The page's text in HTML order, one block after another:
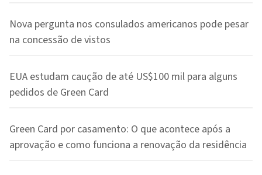
Nova pergunta nos consulados americanos pode pesar
na concessão de vistos
EUA estudam caução de até US$100 mil para alguns
pedidos de Green Card
Green Card por casamento: O que acontece após a
aprovação e como funciona a renovação da residência